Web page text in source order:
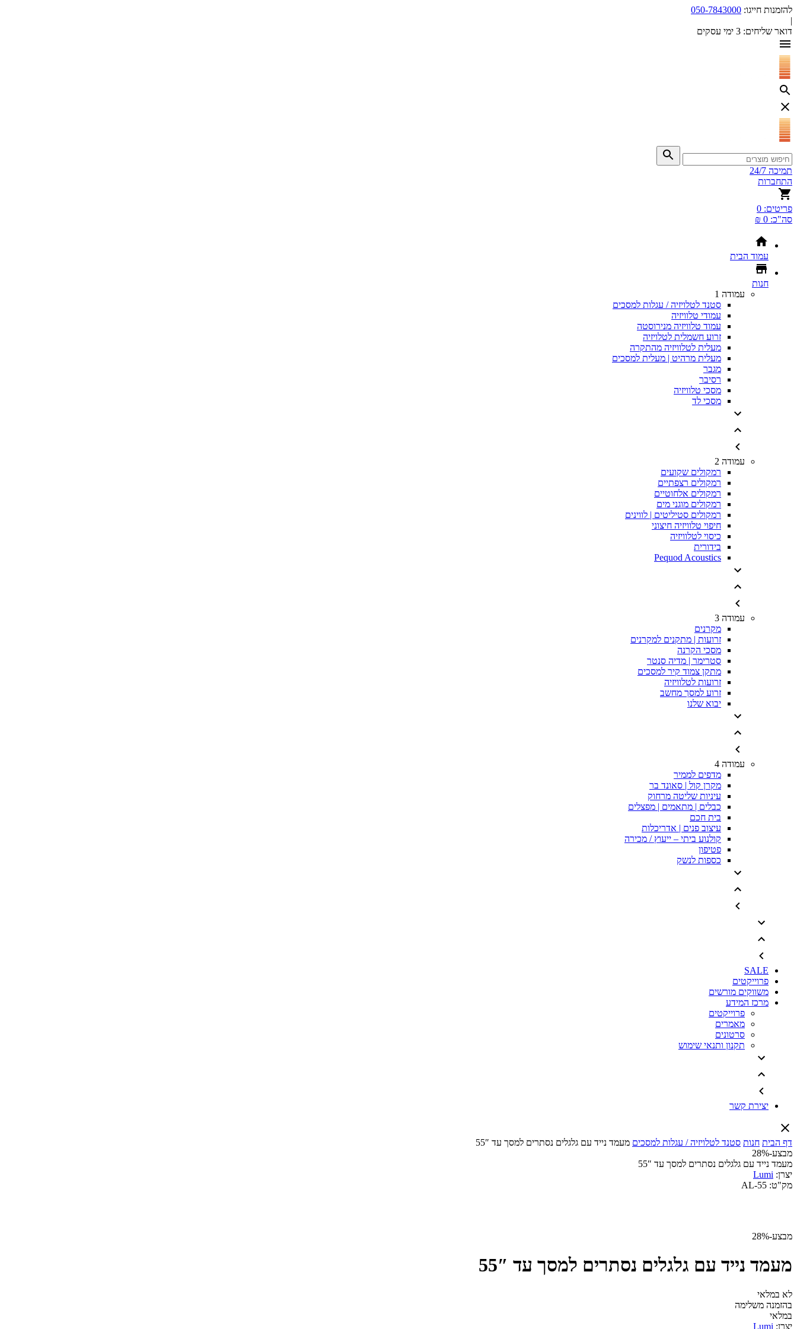
להזמנות חייגו: 050-7843000
|
דואר שליחים: 3 ימי עסקים
תמיכה 24/7
התחברות
פריטים: 0
סה"כ: 0 ₪
עמוד הבית
חנות
עמודה 1
סטנד לטלויזיה / עגלות למסכים
עמודי טלוויזיה
עמוד טלוויזיה מנירוסטה
זרוע חשמלית לטלויזיה
מעלית לטלוויזיה מהתקרה
מעלית מרהיט | מעלית למסכים
מגבר
רסיבר
מסכי טלוויזיה
מסכי לד
עמודה 2
רמקולים שקועים
רמקולים רצפתיים
רמקולים אלחוטיים
רמקולים מוגני מים
רמקולים סטיליטים | לווינים
חיפוי טלוויזיה חיצוני
כיסוי לטלוויזיה
בידורית
Pequod Acoustics
עמודה 3
מקרנים
זרועות | מתקנים למקרנים
מסכי הקרנה
סטרימר | מדיה סנטר
מתקן צמוד קיר למסכים
זרועות לטלוויזיה
זרוע למסך מחשב
יבוא שלנו
עמודה 4
מדפים לממיר
מקרן קול | סאונד בר
עיניות שליטה מרחוק
כבלים | מתאמים | מפצלים
בית חכם
עיצוב פנים | אדריכלות
קולנוע ביתי – ייעוץ / מכירה
פטיפון
כספות לנשק
SALE
פרוייקטים
משווקים מורשים
מרכז המידע
פרוייקטים
מאמרים
סרטונים
תקנון ותנאי שימוש
יצירת קשר
דף הבית חנות סטנד לטלויזיה / עגלות למסכים מעמד נייד עם גלגלים נסתרים למסך עד 55″
מבצע-28%
מעמד נייד עם גלגלים נסתרים למסך עד 55″
יצרן: Lumi
מק"ט: AL-55
מבצע-28%
מעמד נייד עם גלגלים נסתרים למסך עד 55″
לא במלאי
בהזמנה משלימה
במלאי
יצרן: Lumi